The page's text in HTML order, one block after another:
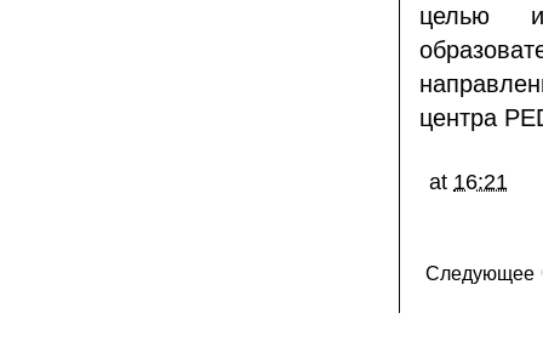
целью
центра
at 16:21
Следующее